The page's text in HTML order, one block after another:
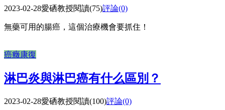
2023-02-28愛硒教授閱讀(75)評論(0)
無藥可用的腸癌，這個治療機會要抓住！
癌癥康復
淋巴炎與淋巴癌有什么區別？
2023-02-28愛硒教授閱讀(100)評論(0)